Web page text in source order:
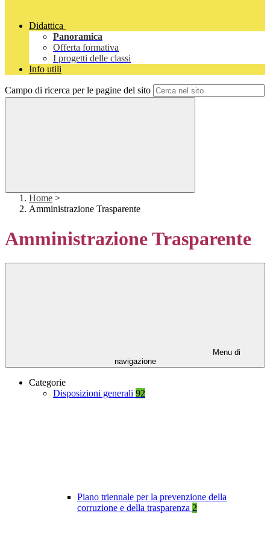
Didattica
Panoramica
Offerta formativa
I progetti delle classi
Info utili
Campo di ricerca per le pagine del sito
Home >
Amministrazione Trasparente
Amministrazione Trasparente
Menu di
navigazione
Categorie
Disposizioni generali 92
Piano triennale per la prevenzione della
corruzione e della trasparenza 2